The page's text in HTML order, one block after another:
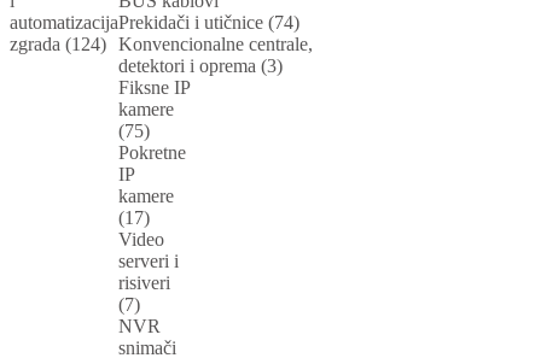
automatizacija
zgrada (124)
Prekidači i utičnice (74)
Konvencionalne centrale,
detektori i oprema (3)
Fiksne IP
kamere
(75)
Pokretne
IP
kamere
(17)
Video
serveri i
risiveri
(7)
NVR
snimači